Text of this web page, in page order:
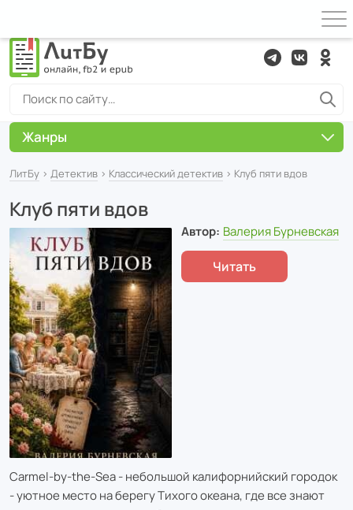
ЛитБу › Детектив › Классический детектив › Клуб пяти вдов
Клуб пяти вдов
Автор: Валерия Бурневская
Читать
Carmel-by-the-Sea - небольшой калифорнийский городок
- уютное место на берегу Тихого океана, где все знают
Жанры